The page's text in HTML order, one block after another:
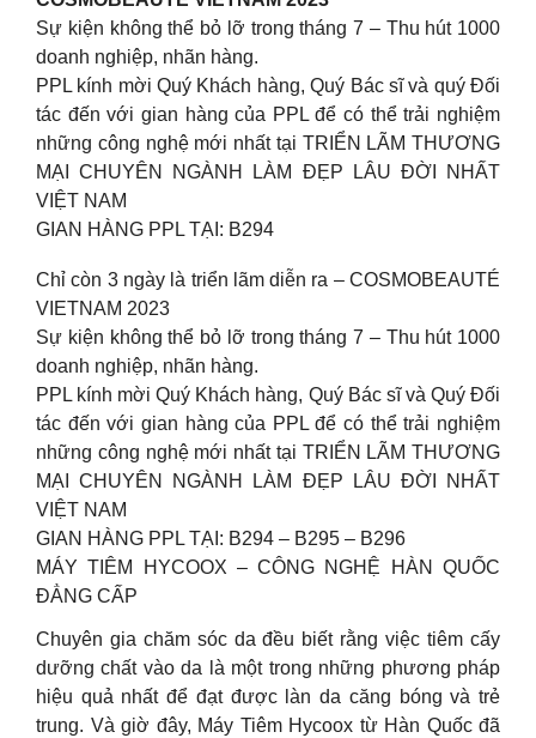
Sự kiện không thể bỏ lỡ trong tháng 7 – Thu hút 1000
doanh nghiệp, nhãn hàng.
PPL kính mời Quý Khách hàng, Quý Bác sĩ và quý Đối
tác đến với gian hàng của PPL để có thể trải nghiệm
những công nghệ mới nhất tại TRIỂN LÃM THƯƠNG
MẠI CHUYÊN NGÀNH LÀM ĐẸP LÂU ĐỜI NHẤT
VIỆT NAM
GIAN HÀNG PPL TẠI: B294
Chỉ còn 3 ngày là triển lãm diễn ra – COSMOBEAUTÉ
VIETNAM 2023
Sự kiện không thể bỏ lỡ trong tháng 7 – Thu hút 1000
doanh nghiệp, nhãn hàng.
PPL kính mời Quý Khách hàng, Quý Bác sĩ và Quý Đối
tác đến với gian hàng của PPL để có thể trải nghiệm
những công nghệ mới nhất tại TRIỂN LÃM THƯƠNG
MẠI CHUYÊN NGÀNH LÀM ĐẸP LÂU ĐỜI NHẤT
VIỆT NAM
GIAN HÀNG PPL TẠI: B294 – B295 – B296
MÁY TIÊM HYCOOX – CÔNG NGHỆ HÀN QUỐC
ĐẲNG CẤP
Chuyên gia chăm sóc da đều biết rằng việc tiêm cấy
dưỡng chất vào da là một trong những phương pháp
hiệu quả nhất để đạt được làn da căng bóng và trẻ
trung. Và giờ đây, Máy Tiêm Hycoox từ Hàn Quốc đã